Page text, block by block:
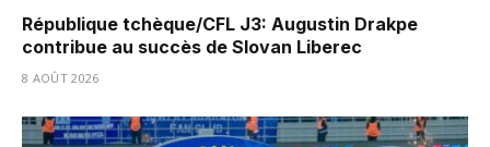
République tchèque/CFL J3: Augustin Drakpe
contribue au succès de Slovan Liberec
8 AOÛT 2026